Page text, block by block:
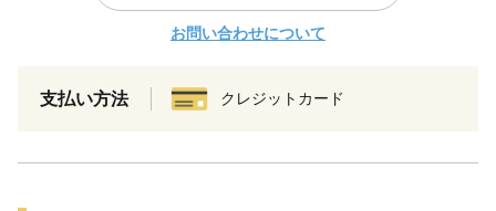
お問い合わせについて
支払い方法 クレジットカード